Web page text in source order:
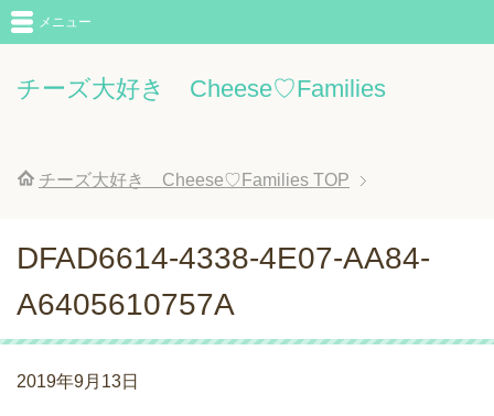
チーズ大好き Cheese♡Families
メニュー
チーズ大好き Cheese♡Families TOP
DFAD6614-4338-4E07-AA84-
A6405610757A
2019年9月13日